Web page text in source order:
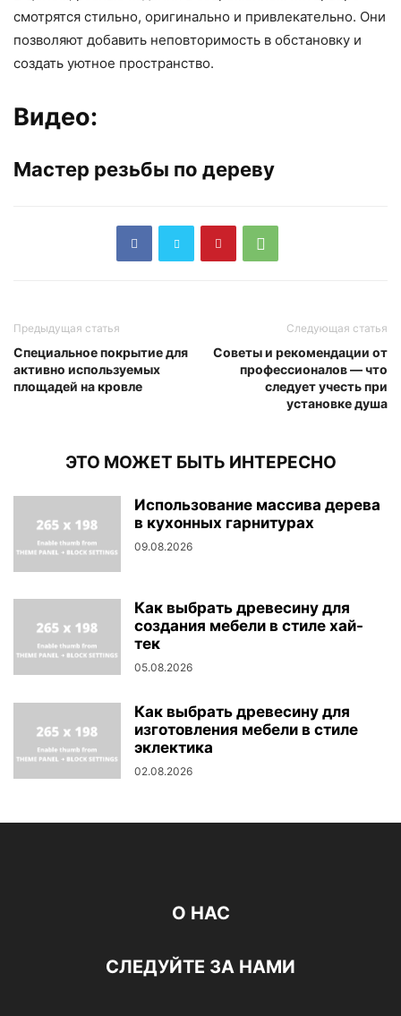
смотрятся стильно, оригинально и привлекательно. Они
позволяют добавить неповторимость в обстановку и
создать уютное пространство.
Видео:
Мастер резьбы по дереву
Предыдущая статья
Специальное покрытие для
активно используемых
площадей на кровле
Следующая статья
Советы и рекомендации от
профессионалов — что
следует учесть при
установке душа
ЭТО МОЖЕТ БЫТЬ ИНТЕРЕСНО
Использование массива дерева
в кухонных гарнитурах
09.08.2026
Как выбрать древесину для
создания мебели в стиле хай-
тек
05.08.2026
Как выбрать древесину для
изготовления мебели в стиле
эклектика
02.08.2026
О НАС
СЛЕДУЙТЕ ЗА НАМИ